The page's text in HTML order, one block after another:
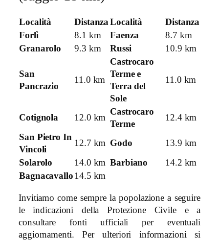
Località DistanzaLocalità
Distanza
Forlì
8.1 km Faenza
8.7 km
Granarolo
9.3 km Russi 10.9 km
San
Pancrazio
11.0 km
Castrocaro
Terme e
Terra del
Sole
11.0 km
Cotignola 12.0 km
Castrocaro
Terme
12.4 km
San Pietro In
Vincoli
12.7 km Godo
13.9 km
Solarolo
14.0 km Barbiano
14.2 km
Bagnacavallo 14.5 km
Invitiamo come sempre la popolazione a seguire
le indicazioni della Protezione Civile e a
consultare fonti ufficiali per eventuali
aggiornamenti. Per ulteriori informazioni si